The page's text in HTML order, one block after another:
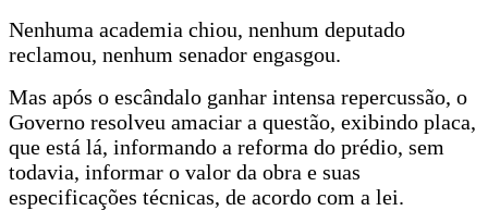
Nenhuma academia chiou, nenhum deputado
reclamou, nenhum senador engasgou.
Mas após o escândalo ganhar intensa repercussão, o
Governo resolveu amaciar a questão, exibindo placa,
que está lá, informando a reforma do prédio, sem
todavia, informar o valor da obra e suas
especificações técnicas, de acordo com a lei.